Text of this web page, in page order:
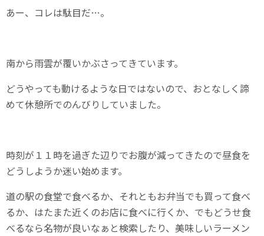
あー、コレは駄目だ…。
南から雨雲が覆いかぶさってきています。
どうやっても動けるような日ではないので、おとなしく諦
めて休憩所でのんびりしていました。
時刻が１１時を過ぎた辺りでお腹が減ってきたので昼食を
どうしようか迷い始めます。
道の駅の食堂で食べるか、それともお弁当でも買って食べ
るか、はたまた近くのお店に食べに行くか、でもどうせ食
べるなら名物が良いなぁと検索したり、美味しいラーメン